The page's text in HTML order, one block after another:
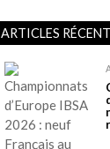
ARTICLES